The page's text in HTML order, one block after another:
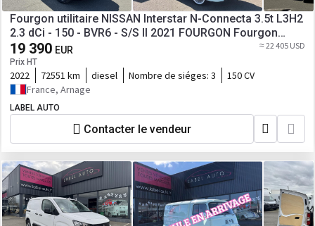
Fourgon utilitaire NISSAN Interstar N-Connecta 3.5t L3H2
2.3 dCi - 150 - BVR6 - S/S II 2021 FOURGON Fourgon
L3H2 Traction PHA
19 390 EUR
Prix HT
≈ 22 405 USD
2022 72551 km diesel Nombre de siéges: 3
150 CV
France, Arnage
LABEL AUTO
Contacter le vendeur